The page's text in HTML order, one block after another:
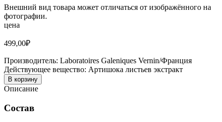
Внешний вид товара может отличаться от изображённого на
фотографии.
цена
499,00₽
Производитель: Laboratoires Galeniques Vernin/Франция
Действующее вещество: Артишока листьев экстракт
В корзину
Описание
Состав